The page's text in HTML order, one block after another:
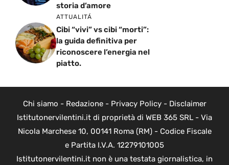
storia d’amore
ATTUALITÁ
Cibi “vivi” vs cibi “morti”:
la guida definitiva per
riconoscere l’energia nel
piatto.
Chi siamo - Redazione- Privacy Policy- Disclaimer
Istitutonervilentini.it di proprietà di WEB 365 SRL - Via
Nicola Marchese 10, 00141 Roma (RM) - Codice Fiscale
e Partita I.V.A. 12279101005
Istitutonervilentini.it non è una testata giornalistica, in